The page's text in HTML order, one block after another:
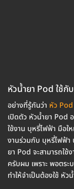
หัวน้ำยา Pod ใช้กั
อย่างที่รู้กันว่า หัว
เปิดตัว หัวน้ำยา Pod
ใช้งาน บุหรี่ไฟฟ้า มือใ
งานร่วมกับ บุหรี่ไฟฟ้า
ยา Pod จะสามารถใ
ครับผม เพราะ พอตระ
ทำให้จำเป็นต้องใช้ หั